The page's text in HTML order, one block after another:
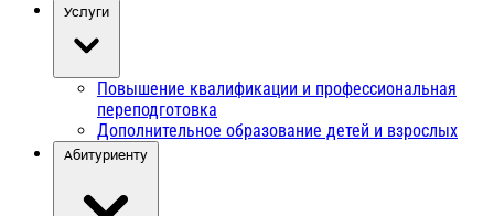
Услуги
Повышение квалификации и профессиональная
переподготовка
Дополнительное образование детей и взрослых
Абитуриенту